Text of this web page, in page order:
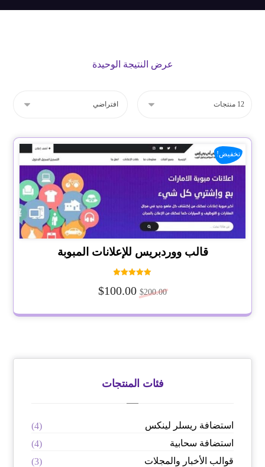
عرض النتيجة الوحيدة
قالب ووردبريس للإعلانات المبوبة
5.00
من 5
$200.00
$100.00
تخفيض!
فئات المنتجات
استضافة ريسلر لينكس
(4)
استضافة سحابية
(4)
قوالب الأخبار والمجلات
(3)